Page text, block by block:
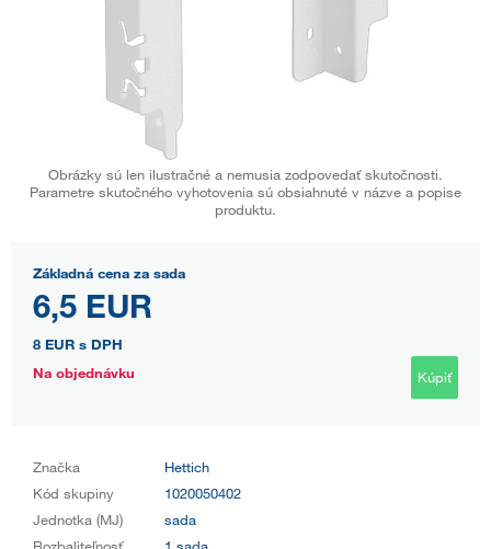
Obrázky sú len ilustračné a nemusia zodpovedať skutočnosti.
Parametre skutočného vyhotovenia sú obsiahnuté v názve a popise
produktu.
Základná cena za sada
6,5 EUR
8 EUR s DPH
Na objednávku
Kúpiť
Značka
Hettich
Kód skupiny
1020050402
Jednotka (MJ)
sada
Rozbaliteľnosť
1 sada